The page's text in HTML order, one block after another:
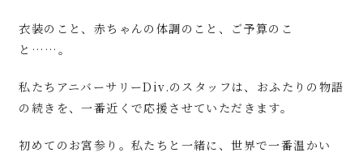
衣装のこと、赤ちゃんの体調のこと、ご予算のこ
と……。
私たちアニバーサリーDiv.のスタッフは、おふたりの物語
の続きを、一番近くで応援させていただきます。
初めてのお宮参り。私たちと一緒に、世界で一番温かい